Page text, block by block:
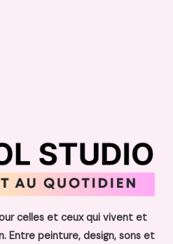
celles et ceux qui vivent et
Entre peinture, design, sons et